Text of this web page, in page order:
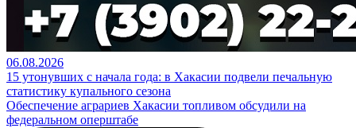
06.08.2026
15 утонувших с начала года: в Хакасии подвели печальную
статистику купального сезона
Обеспечение аграриев Хакасии топливом обсудили на
федеральном оперштабе